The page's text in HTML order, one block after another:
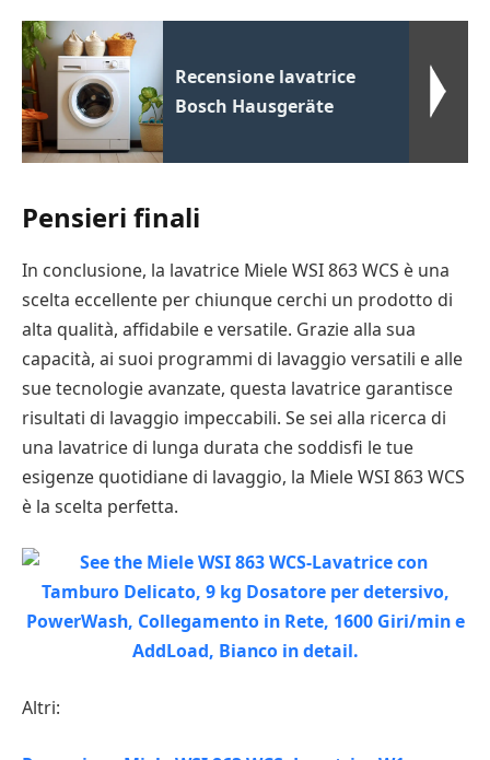
Recensione lavatrice
Bosch Hausgeräte
Pensieri finali
In conclusione, la lavatrice Miele WSI 863 WCS è una
scelta eccellente per chiunque cerchi un prodotto di
alta qualità, affidabile e versatile. Grazie alla sua
capacità, ai suoi programmi di lavaggio versatili e alle
sue tecnologie avanzate, questa lavatrice garantisce
risultati di lavaggio impeccabili. Se sei alla ricerca di
una lavatrice di lunga durata che soddisfi le tue
esigenze quotidiane di lavaggio, la Miele WSI 863 WCS
è la scelta perfetta.
Altri: